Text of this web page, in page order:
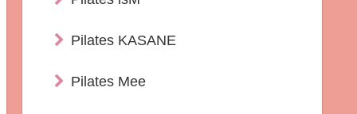
Pilates KASANE
Pilates Mee